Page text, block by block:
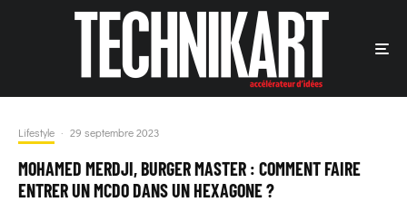
Lifestyle · 29 septembre 2023
MOHAMED MERDJI, BURGER MASTER : COMMENT FAIRE
ENTRER UN MCDO DANS UN HEXAGONE ?